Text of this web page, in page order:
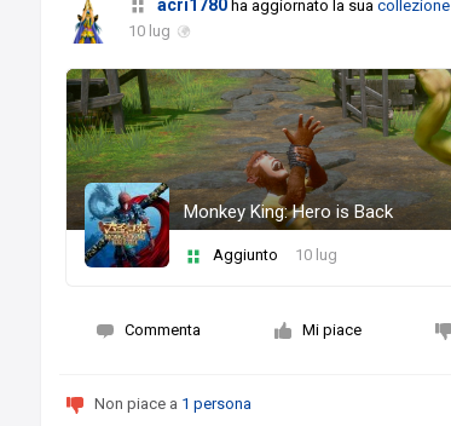
acri1780 ha aggiornato la suacollezione
10 lug
Monkey King: Hero is Back
Aggiunto 10 lug
Commenta Mi piace
Non piace a 1 persona